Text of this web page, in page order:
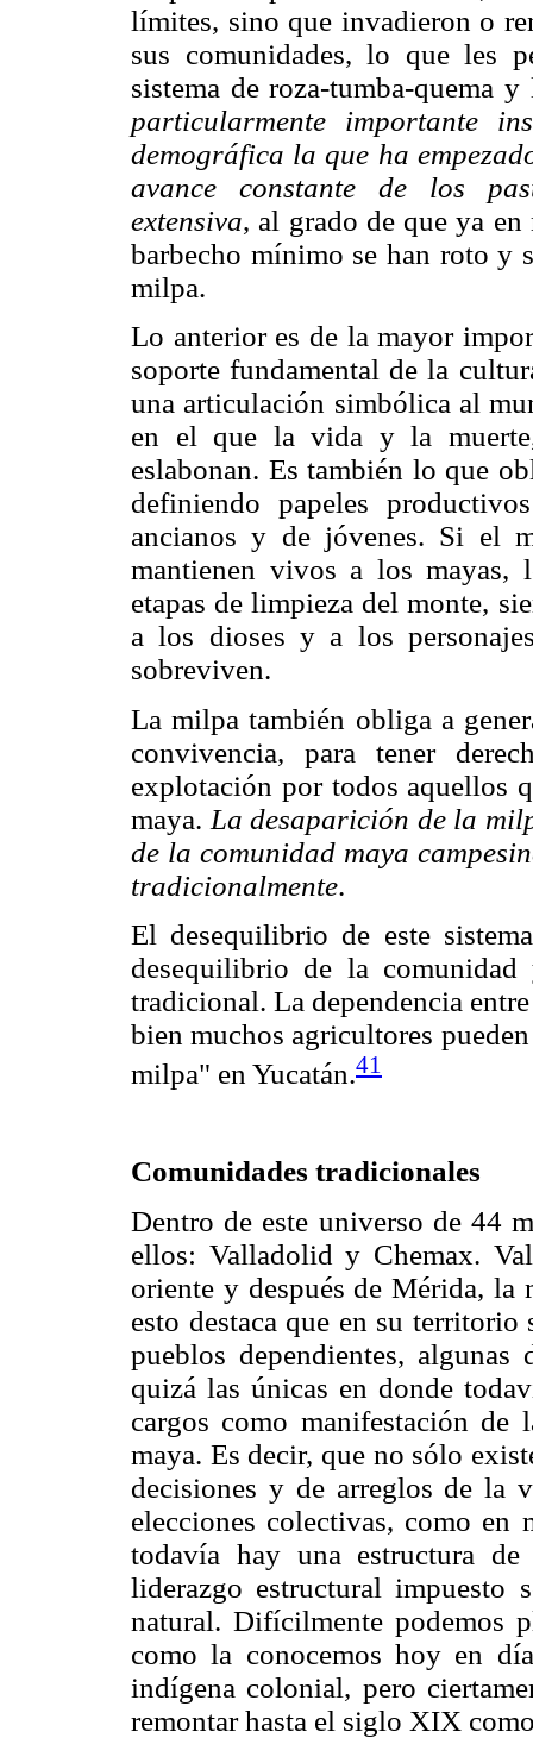
límites, sino que invadieron o
sus comunidades, lo que les
sistema de roza-tumba-quema
particularmente importante
demográfica la que ha
avance constante de los
extensiva, al grado de que ya
barbecho mínimo se han roto y
milpa.
Lo anterior es de la mayor
soporte fundamental de la
una articulación simbólica al
en el que la vida y la
eslabonan. Es también lo que
definiendo papeles
ancianos y de jóvenes. Si el
mantienen vivos a los mayas,
etapas de limpieza del monte,
a los dioses y a los
sobreviven.
La milpa también obliga a
convivencia, para tener
explotación por todos aquellos
maya. La desaparición de la
de la comunidad maya campe
tradicionalmente.
El desequilibrio de este
desequilibrio de la
tradicional. La dependencia
bien muchos agricultores
milpa" en Yucatán.41
Comunidades tradicionales
Dentro de este universo de 44
ellos: Valladolid y Chemax.
oriente y después de Mérida, la
esto destaca que en su
pueblos dependientes,
quizá las únicas en donde
cargos como manifestación
maya. Es decir, que no sólo
decisiones y de arreglos de la
elecciones colectivas, como en
todavía hay una estructura
liderazgo estructural impuesto
natural. Difícilmente podemos
como la conocemos hoy en
indígena colonial, pero
remontar hasta el siglo XIX